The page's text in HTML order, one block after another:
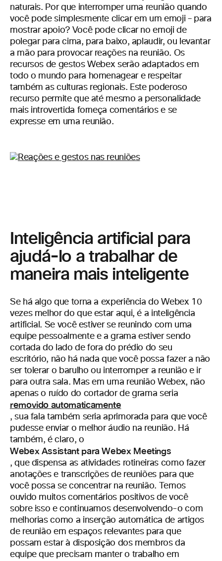
naturais. Por que interromper uma reunião quando
você pode simplesmente clicar em um emoji – para
mostrar apoio? Você pode clicar no emoji de
polegar para cima, para baixo, aplaudir, ou levantar
a mão para provocar reações na reunião. Os
recursos de gestos Webex serão adaptados em
todo o mundo para homenagear e respeitar
também as culturas regionais. Este poderoso
recurso permite que até mesmo a personalidade
mais introvertida forneça comentários e se
expresse em uma reunião.
Inteligência artificial para
ajudá-lo a trabalhar de
maneira mais inteligente
Se há algo que torna a experiência do Webex 10
vezes melhor do que estar aqui, é a inteligência
artificial. Se você estiver se reunindo com uma
equipe pessoalmente e a grama estiver sendo
cortada do lado de fora do prédio do seu
escritório, não há nada que você possa fazer a não
ser tolerar o barulho ou interromper a reunião e ir
para outra sala. Mas em uma reunião Webex, não
apenas o ruído do cortador de grama seria
removido automaticamente
, sua fala também seria aprimorada para que você
pudesse enviar o melhor áudio na reunião. Há
também, é claro, o
Webex Assistant para Webex Meetings
, que dispensa as atividades rotineiras como fazer
anotações e transcrições de reuniões para que
você possa se concentrar na reunião. Temos
ouvido muitos comentários positivos de você
sobre isso e continuamos desenvolvendo-o com
melhorias como a inserção automática de artigos
de reunião em espaços relevantes para que
possam estar à disposição dos membros da
equipe que precisam manter o trabalho em